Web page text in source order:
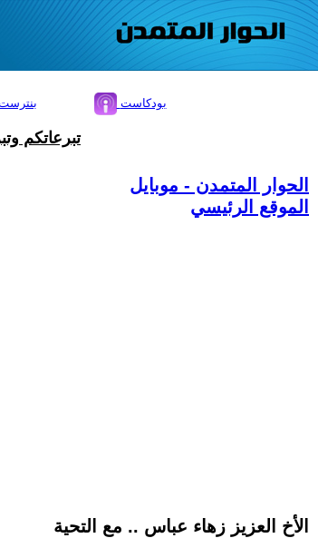
بودكاست
تبرعاتكم
الحوار المتمدن - موبايل
الموقع الرئيسي
الأخ العزيز زهاء عباس .. مع التحية